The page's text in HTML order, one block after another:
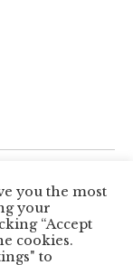
you the most
your
“Accept
cookies.
to